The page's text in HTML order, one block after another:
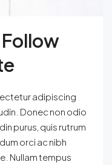
Follow
adipiscing
Donec non odio
purus, quis rutrum
orci ac nibh
Nullam tempus